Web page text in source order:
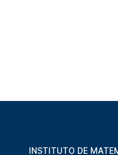
INSTITUTO DE